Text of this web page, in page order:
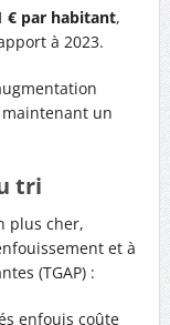
€ par habitant,
à 2023.
un
tri
plus cher,
et à
(TGAP) :
enfouis coûte